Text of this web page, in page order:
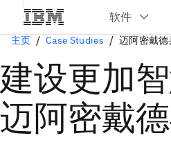
主页 Case Studies 迈阿密戴德
建设更加
迈阿密戴